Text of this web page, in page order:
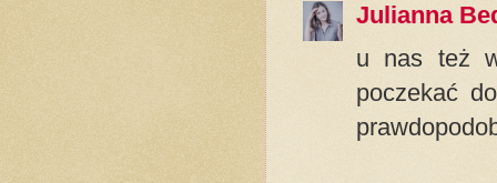
Julianna
u nas też
poczekać